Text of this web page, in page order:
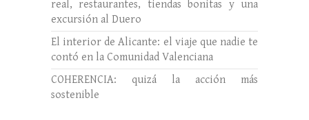
real, restaurantes, tiendas bonitas y una
excursión al Duero
El interior de Alicante: el viaje que nadie te
contó en la Comunidad Valenciana
COHERENCIA: quizá la acción más
sostenible